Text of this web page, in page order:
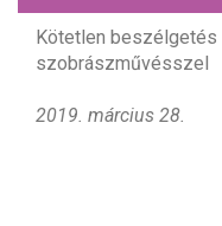
Kötetlen beszélgetés
szobrászművésszel
2019. március 28.